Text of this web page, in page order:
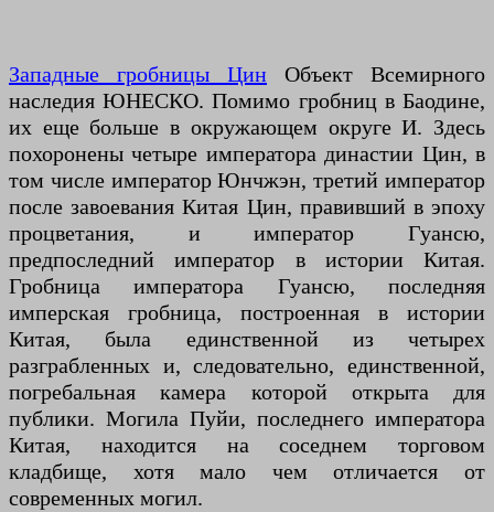
Западные гробницы Цин Объект Всемирного
наследия ЮНЕСКО. Помимо гробниц в Баодине,
их еще больше в окружающем округе И. Здесь
похоронены четыре императора династии Цин, в
том числе император Юнчжэн, третий император
после завоевания Китая Цин, правивший в эпоху
процветания, и император Гуансю,
предпоследний император в истории Китая.
Гробница императора Гуансю, последняя
имперская гробница, построенная в истории
Китая, была единственной из четырех
разграбленных и, следовательно, единственной,
погребальная камера которой открыта для
публики. Могила Пуйи, последнего императора
Китая, находится на соседнем торговом
кладбище, хотя мало чем отличается от
современных могил.